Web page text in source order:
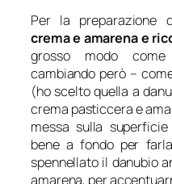
Per la preparazione
crema e amarena e
grosso modo
cambiando però –
(ho scelto quella a
crema pasticcera e
messa sulla
bene a fondo per
spennellato il danubio
amarena, per